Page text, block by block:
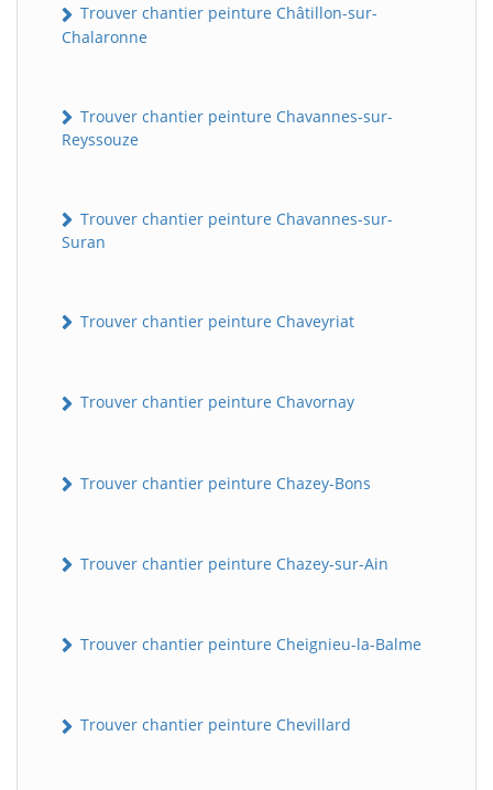
Trouver chantier peinture Châtillon-sur-
Chalaronne
Trouver chantier peinture Chavannes-sur-
Reyssouze
Trouver chantier peinture Chavannes-sur-
Suran
Trouver chantier peinture Chaveyriat
Trouver chantier peinture Chavornay
Trouver chantier peinture Chazey-Bons
Trouver chantier peinture Chazey-sur-Ain
Trouver chantier peinture Cheignieu-la-Balme
Trouver chantier peinture Chevillard